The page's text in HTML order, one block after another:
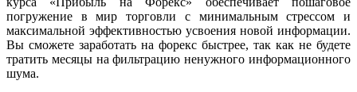
погружение в мир торговли с минимальным стрессом и
максимальной эффективностью усвоения новой информации.
Вы сможете заработать на форекс быстрее, так как не будете
тратить месяцы на фильтрацию ненужного информационного
шума.